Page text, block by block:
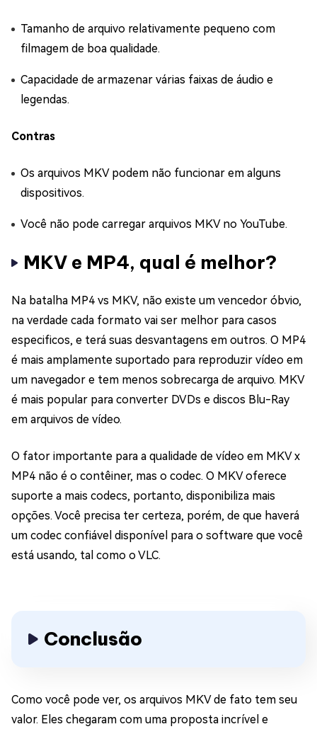
Tamanho de arquivo relativamente pequeno com
filmagem de boa qualidade.
Capacidade de armazenar várias faixas de áudio e
legendas.
Contras
Os arquivos MKV podem não funcionar em alguns
dispositivos.
Você não pode carregar arquivos MKV no YouTube.
MKV e MP4, qual é melhor?
Na batalha MP4 vs MKV, não existe um vencedor óbvio,
na verdade cada formato vai ser melhor para casos
especificos, e terá suas desvantagens em outros. O MP4
é mais amplamente suportado para reproduzir vídeo em
um navegador e tem menos sobrecarga de arquivo. MKV
é mais popular para converter DVDs e discos Blu-Ray
em arquivos de vídeo.
O fator importante para a qualidade de vídeo em MKV x
MP4 não é o contêiner, mas o codec. O MKV oferece
suporte a mais codecs, portanto, disponibiliza mais
opções. Você precisa ter certeza, porém, de que haverá
um codec confiável disponível para o software que você
está usando, tal como o VLC.
Conclusão
Como você pode ver, os arquivos MKV de fato tem seu
valor. Eles chegaram com uma proposta incrível e